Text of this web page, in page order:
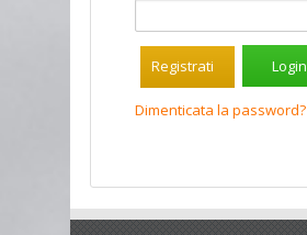
Registrati
Dimenticata la password?